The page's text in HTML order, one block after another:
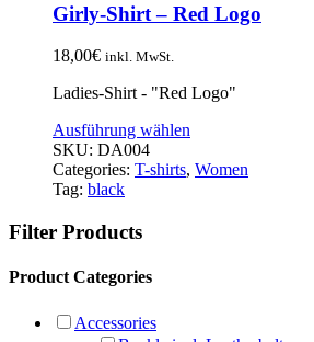
Girly-Shirt – Red Logo
18,00€ inkl. MwSt.
Ladies-Shirt - "Red Logo"
Ausführung wählen
SKU: DA004
Categories: T-shirts, Women
Tag: black
Filter Products
Product Categories
Accessories